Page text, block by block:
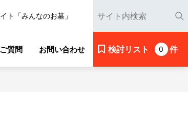
ト「みんなのお墓」
質問 お問い合わせ 検討リスト 0 件